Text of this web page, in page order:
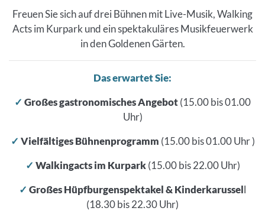
Freuen Sie sich auf drei Bühnen mit Live-Musik, Walking
Acts im Kurpark und ein spektakuläres Musikfeuerwerk
in den Goldenen Gärten.
Das erwartet Sie:
✓ Großes gastronomisches Angebot(15.00 bis 01.00
Uhr)
✓ Vielfältiges Bühnenprogramm (15.00 bis 01.00 Uhr )
✓ Walkingacts im Kurpark(15.00 bis 22.00 Uhr)
✓ Großes Hüpfburgenspektakel & Kinderkarussell
(18.30 bis 22.30 Uhr)